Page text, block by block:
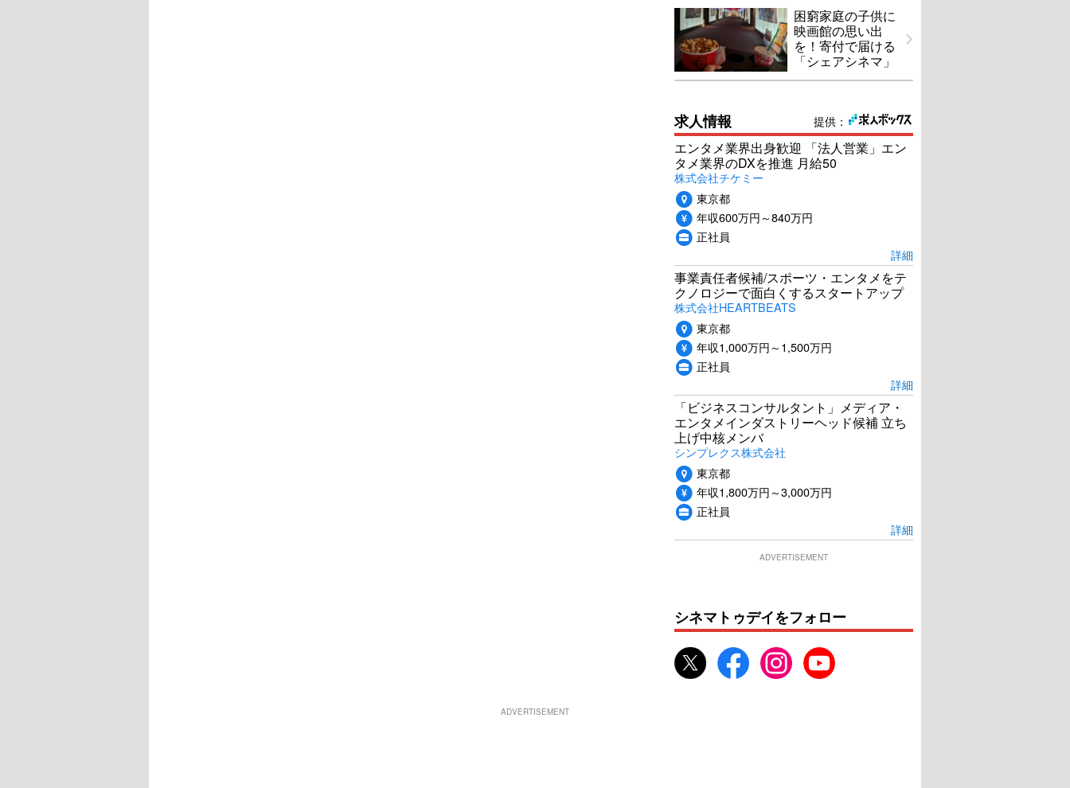
困窮家庭の子供に
映画館の思い出
を！寄付で届ける
「シェアシネマ」
提供：
求人情報
エンタメ業界出身歓迎 「法人営業」エン
タメ業界のDXを推進 月給50
株式会社チケミー
東京都
年収600万円～840万円
正社員
詳細
事業責任者候補/スポーツ・エンタメをテ
クノロジーで面白くするスタートアップ
株式会社HEARTBEATS
東京都
年収1,000万円～1,500万円
正社員
詳細
「ビジネスコンサルタント」メディア・
エンタメインダストリーヘッド候補 立ち
上げ中核メンバ
シンプレクス株式会社
東京都
年収1,800万円～3,000万円
正社員
詳細
ADVERTISEMENT
シネマトゥデイをフォロー
ADVERTISEMENT